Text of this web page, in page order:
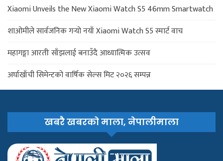
Xiaomi Unveils the New Xiaomi Watch S5 46mm Smartwatch
शाओमीले सार्वजनिक गर्‍यो नयाँ Xiaomi Watch S5 स्मार्ट वाच
महागङ्गा आरतीः साँझलाई बनाउँदै आध्यात्मिक उत्सव
अर्घाखाँची सिमेन्टको वार्षिक सेल्स मिट २०२६ सम्पन्न
खबरै खबरको माला, नेपालीमाला